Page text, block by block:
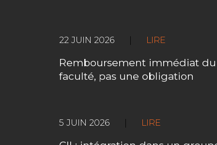
22 JUIN 2026 | LIRE
Remboursement immédiat du
faculté, pas une obligation
5 JUIN 2026 | LIRE